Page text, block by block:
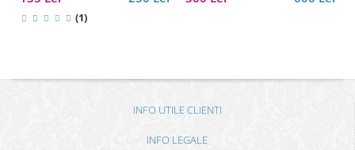
(1)
INFO UTILE CLIENTI
INFO LEGALE